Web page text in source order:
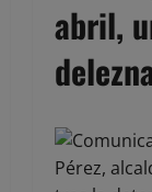
abril,